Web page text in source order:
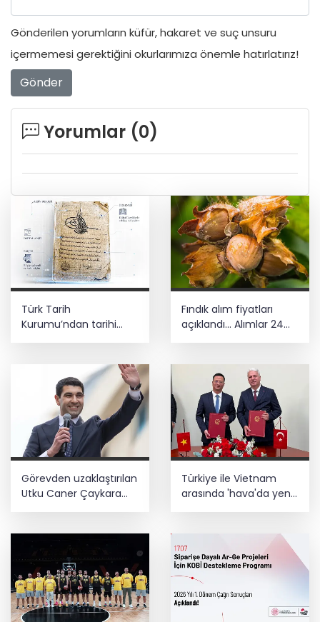
Gönderilen yorumların küfür, hakaret ve suç unsuru
içermemesi gerektiğini okurlarımıza önemle hatırlatırız!
Gönder
Yorumlar (0)
Türk Tarih
Kurumu’ndan tarihi
içerikler tek platformda
Fındık alım fiyatları
açıklandı... Alımlar 24
Ağustos'ta başlıyor
Görevden uzaklaştırılan
Utku Caner Çaykara
Türkiye ile Vietnam
arasında 'hava'da yeni